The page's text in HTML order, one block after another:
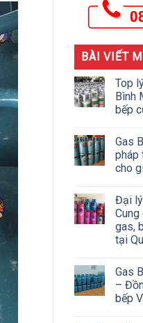
BÀI VIẾT
Top
Bình
bếp
Gas
pháp
cho
Đại
gas,
tại
Gas
–
bếp